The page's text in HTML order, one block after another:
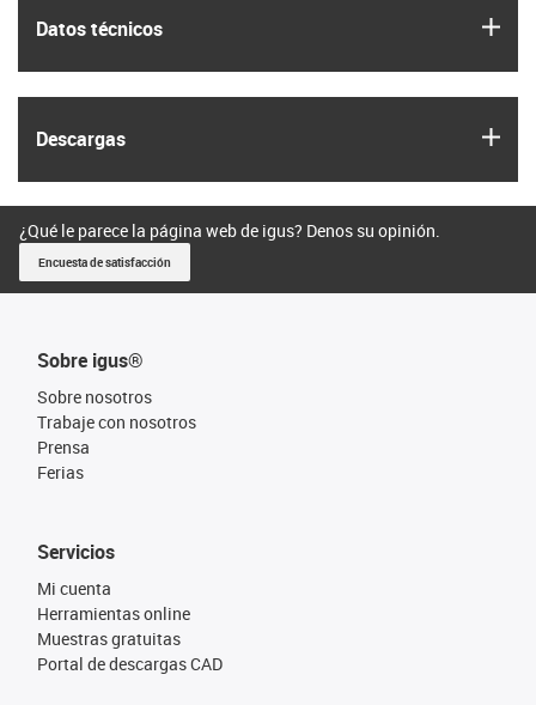
Datos técnicos
Descargas
¿Qué le parece la página web de igus? Denos su opinión.
Encuesta de satisfacción
Sobre igus®
Sobre nosotros
Trabaje con nosotros
Prensa
Ferias
Servicios
Mi cuenta
Herramientas online
Muestras gratuitas
Portal de descargas CAD